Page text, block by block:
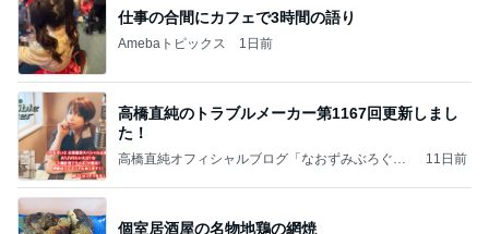
仕事の合間にカフェで3時間の語り
Amebaトピックス 1日前
高橋直純のトラブルメーカー第1167回更新しまし
た！
高橋直純オフィシャルブログ「なおずみぶろぐ」
11日前
個室居酒屋の名物地鶏の網焼